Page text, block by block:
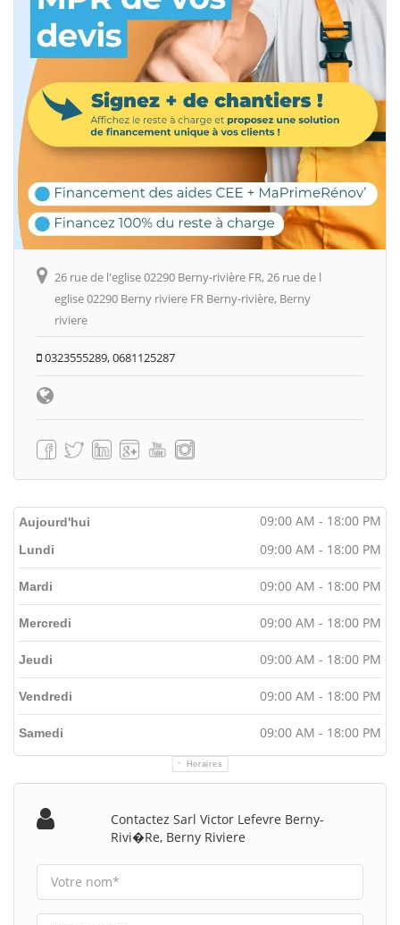
26 rue de l'eglise 02290 Berny-rivière FR, 26 rue de l
eglise 02290 Berny riviere FR Berny-rivière, Berny
riviere
0323555289, 0681125287
Aujourd'hui 09:00 AM - 18:00 PM
Horaires
Lundi 09:00 AM - 18:00 PM
Mardi 09:00 AM - 18:00 PM
Mercredi 09:00 AM - 18:00 PM
Jeudi 09:00 AM - 18:00 PM
Vendredi 09:00 AM - 18:00 PM
Samedi 09:00 AM - 18:00 PM
Contactez Sarl Victor Lefevre Berny-
Rivi�re, Berny Riviere